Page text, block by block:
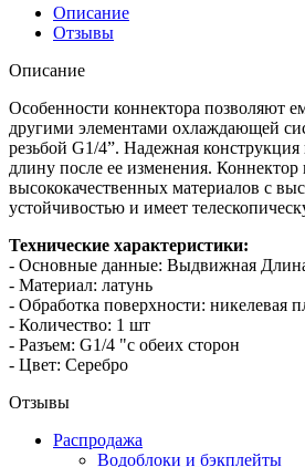
Описание
Отзывы
Описание
Особенности коннектора позволяют
другими элементами охлаждающей
резьбой G1/4”. Надежная
длину после ее изменения.
высококачественных материалов с
устойчивостью и имеет
Технические характеристики:
- Основные данные: Выдвижная
- Материал: латунь
- Обработка поверхности: никелевая
- Количество: 1 шт
- Разъем: G1/4 "с обеих сторон
- Цвет: Серебро
Отзывы
Распродажа
Водоблоки и бэкплейты